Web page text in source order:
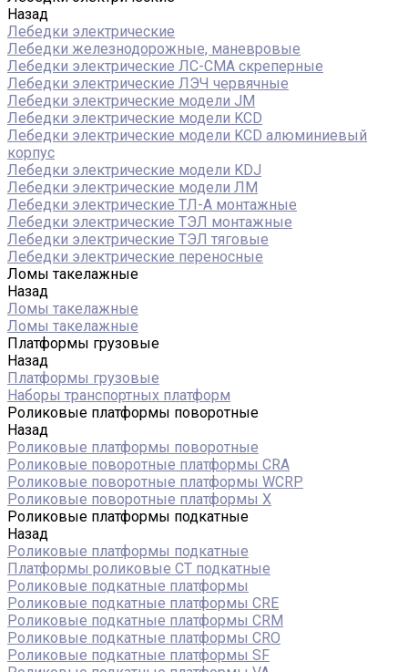
Назад
Лебедки электрические
Лебедки железнодорожные, маневровые
Лебедки электрические ЛС-СМА скреперные
Лебедки электрические ЛЭЧ червячные
Лебедки электрические модели JM
Лебедки электрические модели KCD
Лебедки электрические модели KCD алюминиевый
корпус
Лебедки электрические модели KDJ
Лебедки электрические модели ЛМ
Лебедки электрические ТЛ-А монтажные
Лебедки электрические ТЭЛ монтажные
Лебедки электрические ТЭЛ тяговые
Лебедки электрические переносные
Ломы такелажные
Назад
Ломы такелажные
Ломы такелажные
Платформы грузовые
Назад
Платформы грузовые
Наборы транспортных платформ
Роликовые платформы поворотные
Назад
Роликовые платформы поворотные
Роликовые поворотные платформы CRA
Роликовые поворотные платформы WCRP
Роликовые поворотные платформы X
Роликовые платформы подкатные
Назад
Роликовые платформы подкатные
Платформы роликовые СТ подкатные
Роликовые подкатные платформы
Роликовые подкатные платформы CRE
Роликовые подкатные платформы CRM
Роликовые подкатные платформы CRO
Роликовые подкатные платформы SF